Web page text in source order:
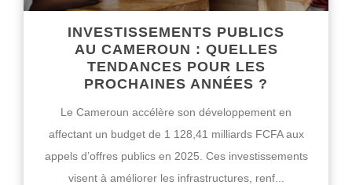
INVESTISSEMENTS PUBLICS
AU CAMEROUN : QUELLES
TENDANCES POUR LES
PROCHAINES ANNÉES ?
Le Cameroun accélère son développement en
affectant un budget de 1 128,41 milliards FCFA aux
appels d’offres publics en 2025. Ces investissements
visent à améliorer les infrastructures, renf...